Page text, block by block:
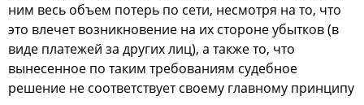
ним весь объем потерь по сети, несмотря на то, что
это влечет возникновение на их стороне убытков (в
виде платежей за других лиц), а также то, что
вынесенное по таким требованиям судебное
решение не соответствует своему главному принципу